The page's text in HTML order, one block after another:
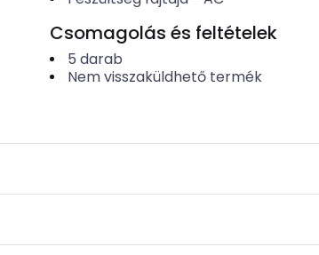
Csomagolás és feltételek
5 darab
Nem visszaküldhető termék